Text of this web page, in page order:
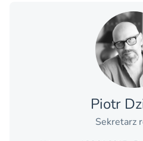
Piotr
Sekretarz